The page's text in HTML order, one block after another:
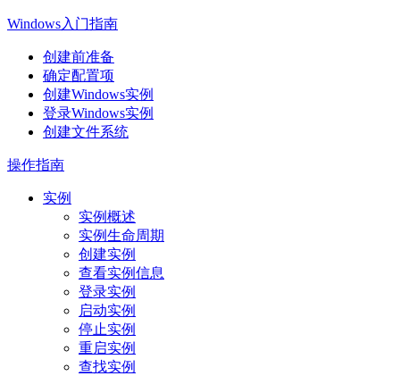
Windows入门指南
创建前准备
确定配置项
创建Windows实例
登录Windows实例
创建文件系统
操作指南
实例
实例概述
实例生命周期
创建实例
查看实例信息
登录实例
启动实例
停止实例
重启实例
查找实例